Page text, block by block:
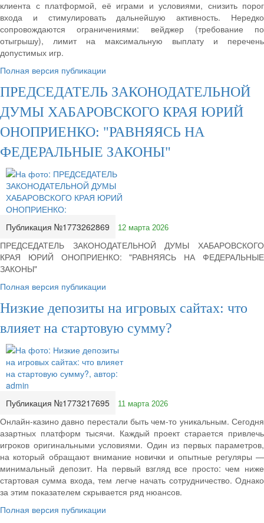
клиента с платформой, её играми и условиями, снизить порог
входа и стимулировать дальнейшую активность. Нередко
сопровождаются ограничениями: вейджер (требование по
отыгрышу), лимит на максимальную выплату и перечень
допустимых игр.
Полная версия публикации
ПРЕДСЕДАТЕЛЬ ЗАКОНОДАТЕЛЬНОЙ
ДУМЫ ХАБАРОВСКОГО КРАЯ ЮРИЙ
ОНОПРИЕНКО: "РАВНЯЯСЬ НА
ФЕДЕРАЛЬНЫЕ ЗАКОНЫ"
Публикация №1773262869 12 марта 2026
ПРЕДСЕДАТЕЛЬ ЗАКОНОДАТЕЛЬНОЙ ДУМЫ ХАБАРОВСКОГО
КРАЯ ЮРИЙ ОНОПРИЕНКО: "РАВНЯЯСЬ НА ФЕДЕРАЛЬНЫЕ
ЗАКОНЫ"
Полная версия публикации
Низкие депозиты на игровых сайтах: что
влияет на стартовую сумму?
Публикация №1773217695 11 марта 2026
Онлайн-казино давно перестали быть чем-то уникальным. Сегодня
азартных платформ тысячи. Каждый проект старается привлечь
игроков оригинальными условиями. Один из первых параметров,
на который обращают внимание новички и опытные регуляры —
минимальный депозит. На первый взгляд все просто: чем ниже
стартовая сумма входа, тем легче начать сотрудничество. Однако
за этим показателем скрывается ряд нюансов.
Полная версия публикации